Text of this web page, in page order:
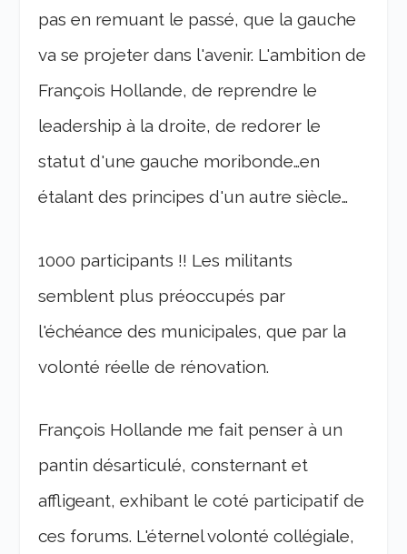
pas en remuant le passé, que la gauche
va se projeter dans l'avenir. L'ambition de
François Hollande, de reprendre le
leadership à la droite, de redorer le
statut d'une gauche moribonde…en
étalant des principes d'un autre siècle…
1000 participants !! Les militants
semblent plus préoccupés par
l'échéance des municipales, que par la
volonté réelle de rénovation.
François Hollande me fait penser à un
pantin désarticulé, consternant et
affligeant, exhibant le coté participatif de
ces forums. L'éternel volonté collégiale,